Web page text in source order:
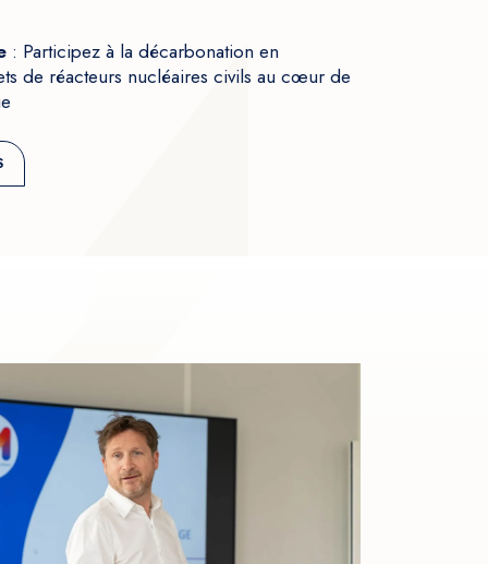
: Participez à la décarbonation en
de réacteurs nucléaires civils au cœur de